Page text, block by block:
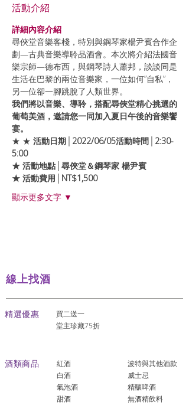
活動介紹
詳細內容介紹
尋俠堂音樂客棧，特別與鋼琴家楊尹賓合作企
劃—古典音樂導聆品酒會。本次將介紹法國音
樂宗師—德布西，與鋼琴詩人蕭邦，談談同是
生活在巴黎的兩位音樂家，一位如何”自私”，
另一位卻一腳跳脫了人類世界。
我們將以音樂、導聆，搭配尋俠堂精心挑選的
葡萄美酒，邀請您一同加入夏日午後的音樂饗
宴。
★ ★ 活動日期│2022/06/05活動時間│2:30-
5:00
★ 活動地點│尋俠堂＆鋼琴家 楊尹賓
★ 活動費用│NT$1,500
顯示更多文字 ▼
線上找酒
​精選優惠
買二送一
堂主珍藏75折
酒類商品
紅酒
白酒
氣泡酒
​甜酒
波特與其他酒款
威士忌
精釀啤酒
​無酒精飲料